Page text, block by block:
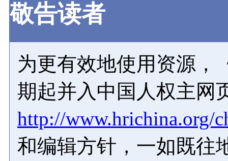
敬告读者
为更有效地使用资源，
期起并入中国人权主网
http://www.hrichina.org/
和编辑方针，一如既往